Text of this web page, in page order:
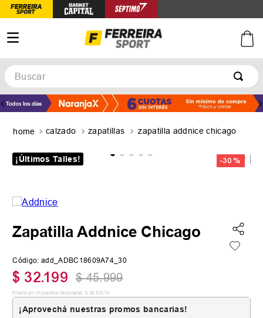
Buscar
TÉRMINOS MÁS BUSCADOS
3.
basquet
5. zapatillas adidas
calzado zapatillas zapatilla addnice chicago
¡Últimos Talles! -30 %
Zapatilla Addnice Chicago
Código: add_ADBC18609A74_30
$ 32.199 $ 45.999
Precio sin impuestos nacionales: $ 26 610 74
¡Aprovechá nuestras promos bancarias!